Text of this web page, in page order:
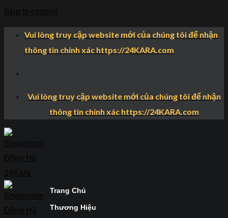
Vui lòng truy cập website mới của chúng tôi để nhận
thông tin chính xác https://24KARA.com
Vui lòng truy cập website mới của chúng tôi để nhận
thông tin chính xác https://24KARA.com
Trang Chủ
Thương Hiệu